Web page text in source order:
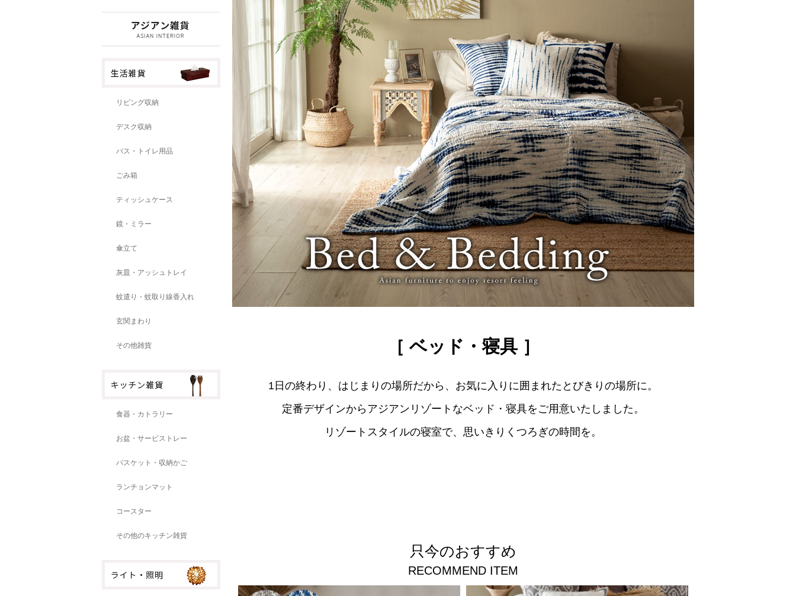
リビング収納
デスク収納
バス・トイレ用品
ごみ箱
ティッシュケース
鏡・ミラー
傘立て
灰皿・アッシュトレイ
蚊遣り・蚊取り線香入れ
玄関まわり
その他雑貨
食器・カトラリー
お盆・サービストレー
バスケット・収納かご
ランチョンマット
コースター
その他のキッチン雑貨
［ ベッド・寝具 ］
1日の終わり、はじまりの場所だから、お気に入りに囲まれたとびきりの場所に。
定番デザインからアジアンリゾートなベッド・寝具をご用意いたしました。
リゾートスタイルの寝室で、思いきりくつろぎの時間を。
只今のおすすめ
RECOMMEND ITEM